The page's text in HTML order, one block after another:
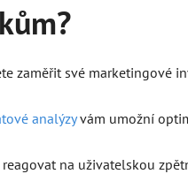
?
zaměřit své marketingové
analýzyvám umožní
na uživatelskou